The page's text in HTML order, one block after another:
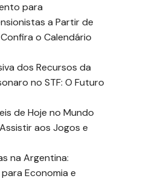
para
a Partir de
o Calendário
dos Recursos da
no STF: O Futuro
de Hoje no Mundo
aos Jogos e
na Argentina:
Economia e